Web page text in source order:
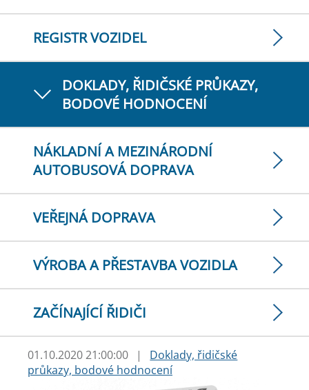
REGISTR VOZIDEL
DOKLADY, ŘIDIČSKÉ PRŮKAZY,
BODOVÉ HODNOCENÍ
NÁKLADNÍ A MEZINÁRODNÍ
AUTOBUSOVÁ DOPRAVA
VEŘEJNÁ DOPRAVA
VÝROBA A PŘESTAVBA VOZIDLA
ZAČÍNAJÍCÍ ŘIDIČI
01.10.2020 21:00:00 |
Doklady, řidičské
průkazy, bodové hodnocení